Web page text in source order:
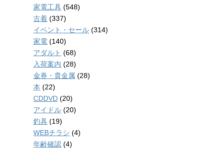
家電工具 (548)
古着 (337)
イベント・セール (314)
家電 (140)
アダルト (68)
入荷案内 (28)
金券・貴金属 (28)
本 (22)
CDDVD (20)
アイドル (20)
釣具 (19)
WEBチラシ (4)
年齢確認 (4)